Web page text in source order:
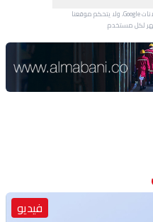
يتم عرض هذا الإعلان بواسطة إعلانات Google، ولا يتحكم موقعنا
لكل مستخدم.
فيديو